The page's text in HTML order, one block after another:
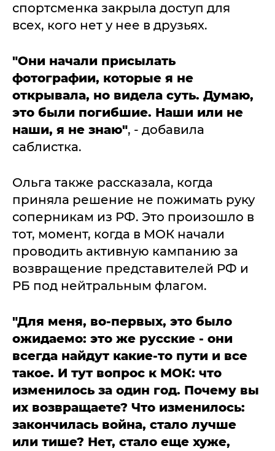
спортсменка закрыла доступ для
всех, кого нет у нее в друзьях.
"Они начали присылать
фотографии, которые я не
открывала, но видела суть. Думаю,
это были погибшие. Наши или не
наши, я не знаю", - добавила
саблистка.
Ольга также рассказала, когда
приняла решение не пожимать руку
соперникам из РФ. Это произошло в
тот, момент, когда в МОК начали
проводить активную кампанию за
возвращение представителей РФ и
РБ под нейтральным флагом.
"Для меня, во-первых, это было
ожидаемо: это же русские - они
всегда найдут какие-то пути и все
такое. И тут вопрос к МОК: что
изменилось за один год. Почему вы
их возвращаете? Что изменилось:
закончилась война, стало лучше
или тише? Нет, стало еще хуже,